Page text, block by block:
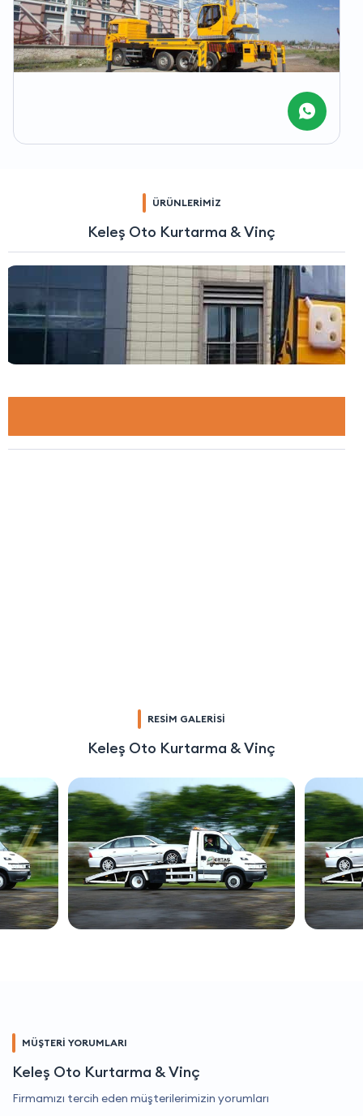
ÜRÜNLERİMİZ
Keleş Oto Kurtarma & Vinç
RESİM GALERİSİ
Keleş Oto Kurtarma & Vinç
MÜŞTERİ YORUMLARI
Keleş Oto Kurtarma & Vinç
Firmamızı tercih eden müşterilerimizin yorumları